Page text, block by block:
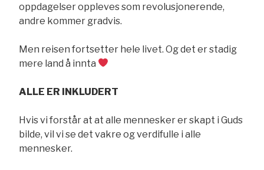
oppdagelser oppleves som revolusjonerende,
andre kommer gradvis.
Men reisen fortsetter hele livet. Og det er stadig
mere land å innta
ALLE ER INKLUDERT
Hvis vi forstår at at alle mennesker er skapt i Guds
bilde, vil vi se det vakre og verdifulle i alle
mennesker.